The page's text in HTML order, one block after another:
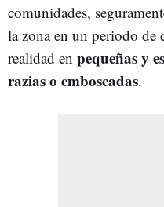
comunidades,
la zona en un periodo de
realidad en pequeñas y
razias o emboscadas.